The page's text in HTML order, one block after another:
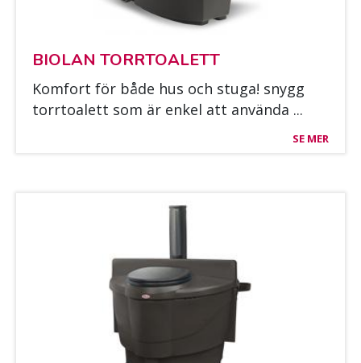
BIO­LAN TORR­TOA­LETT
Kom­fort för både hus och stu­ga! snygg
torr­toa­lett som är en­kel att an­vän­da ...
SE MER